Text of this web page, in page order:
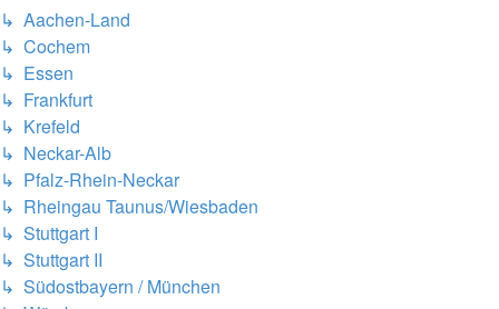
↳ Aachen-Land
↳ Cochem
↳ Essen
↳ Frankfurt
↳ Krefeld
↳ Neckar-Alb
↳ Pfalz-Rhein-Neckar
↳ Rheingau Taunus/Wiesbaden
↳ Stuttgart I
↳ Stuttgart II
↳ Südostbayern / München